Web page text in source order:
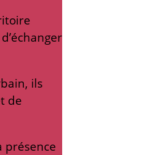
ils
de
présence